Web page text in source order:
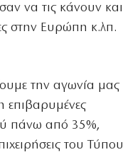
να τις κάνουν και
στην Ευρώπη κ.λπ.
την αγωνία μας
επιβαρυμένες
πάνω από 35%,
του Τύπου